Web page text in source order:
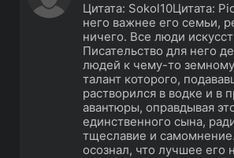
Цитата: Sokol10Цитата:
него важнее его семьи,
ничего. Все люди
Писательство для него
людей к чему-то
талант которого,
растворился в водке и
авантюры, оправдывая
единственного сына,
тщеславие и
осознал, что лучшее его